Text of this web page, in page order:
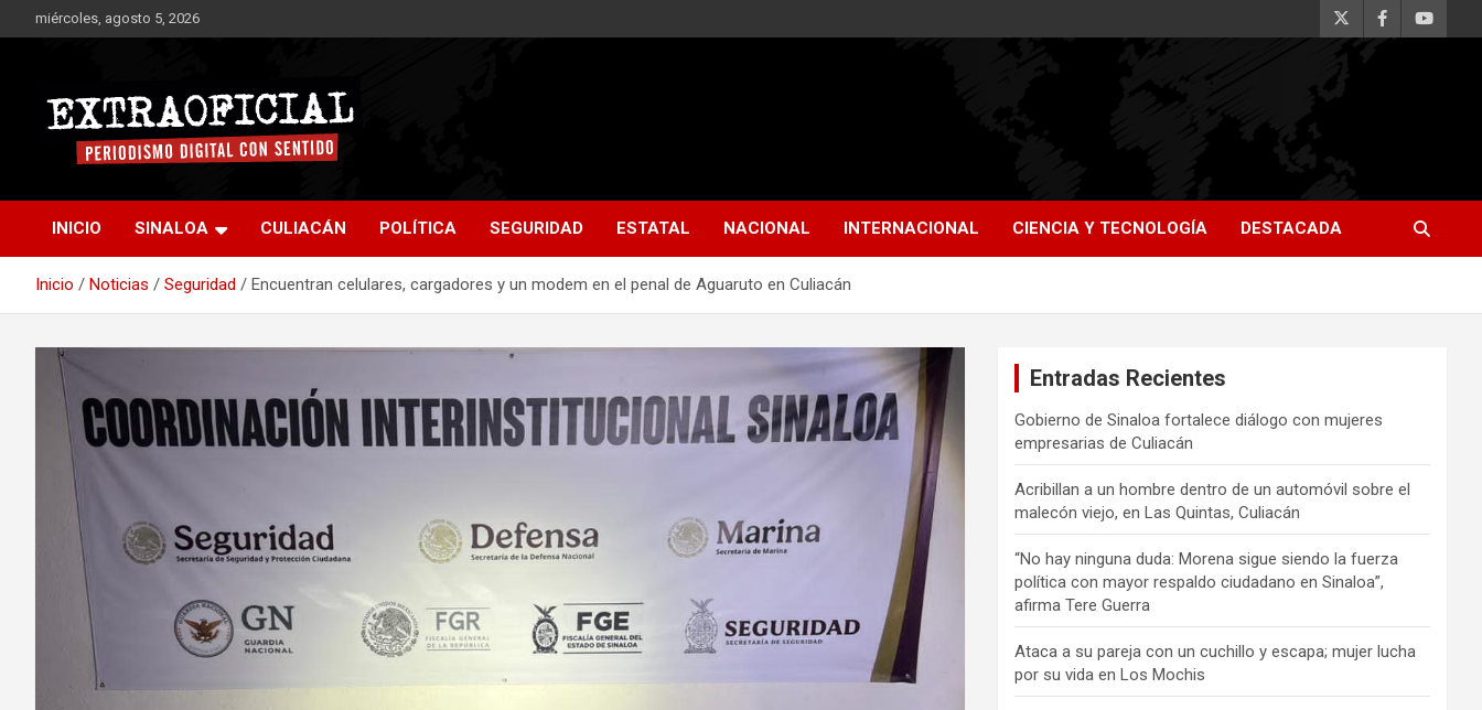
al
miércoles, agosto 5, 2026
Extraoficial
INICIO SINALOA CULIACÁN POLÍTICA SEGURIDAD ESTATAL NACIONAL INTERNACIONAL CIENCIA Y TECNOLOGÍA DESTACADA
Inicio Noticias Seguridad Encuentran celulares, cargadores y un modem en el penal de Aguaruto en Culiacán
Entradas Recientes
Gobierno de Sinaloa fortalece diálogo con mujeres
empresarias de Culiacán
Acribillan a un hombre dentro de un automóvil sobre el
malecón viejo, en Las Quintas, Culiacán
“No hay ninguna duda: Morena sigue siendo la fuerza
política con mayor respaldo ciudadano en Sinaloa”,
afirma Tere Guerra
Ataca a su pareja con un cuchillo y escapa; mujer lucha
por su vida en Los Mochis